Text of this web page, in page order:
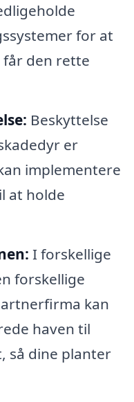
for at
den rette
Beskyttelse
er
implementere
at holde
I forskellige
forskellige
kan
haven til
så dine planter